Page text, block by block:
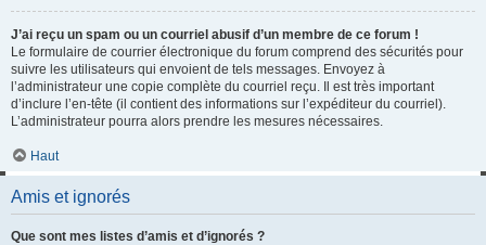
J’ai reçu un spam ou un courriel abusif d’un membre de ce forum !
Le formulaire de courrier électronique du forum comprend des sécurités pour
suivre les utilisateurs qui envoient de tels messages. Envoyez à
l’administrateur une copie complète du courriel reçu. Il est très important
d’inclure l’en-tête (il contient des informations sur l’expéditeur du courriel).
L’administrateur pourra alors prendre les mesures nécessaires.
Haut
Amis et ignorés
Que sont mes listes d’amis et d’ignorés ?